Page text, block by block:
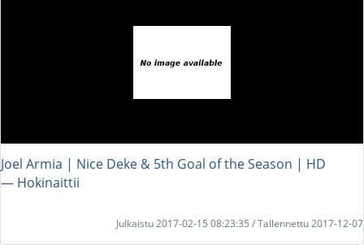
Joel Armia | Nice Deke & 5th Goal of the Season | HD
― Hokinaittii
Julkaistu 2017-02-15 08:23:35 / Tallennettu 2017-12-07